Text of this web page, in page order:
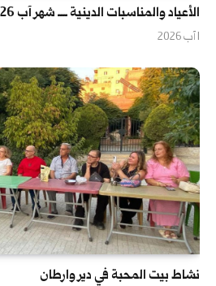
الأعياد والمناسبات الدينية ــــ شهر آب 2026
1 آب 2026
نشاط بيت المحبة في دير وارطان